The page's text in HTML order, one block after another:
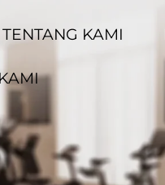
TENTANG KAMI